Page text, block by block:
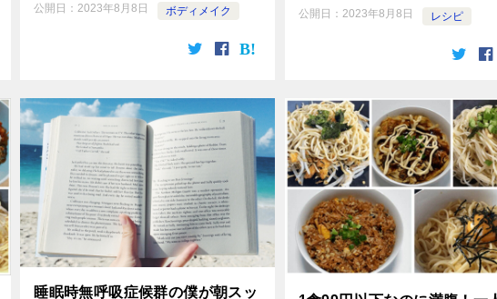
公開日： 2023年8月8日 ボディメイク 公開日： 2023年8月8日 レシピ
睡眠時無呼吸症候群の僕が朝スッ